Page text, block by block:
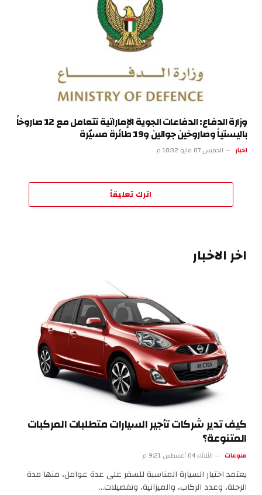
وزارة الدفاع: الدفاعات الجوية الإماراتية تتعامل مع 12 صاروخاً
باليستياً وصاروخين جوالين و19 طائرة مسيّرة
اخبار الخميس 07 مايو 10:32 م
اترك تعليقاً
اخر الاخبار
كيف تدير شركات تأجير السيارات متطلبات المركبات
المتنوعة؟
منوعات الثلاثاء 04 أغسطس 9:21 م
يعتمد اختيار السيارة المناسبة للسفر على عدة عوامل، منها مدة
الرحلة، وعدد الركاب، والميزانية، وتفضيلات…